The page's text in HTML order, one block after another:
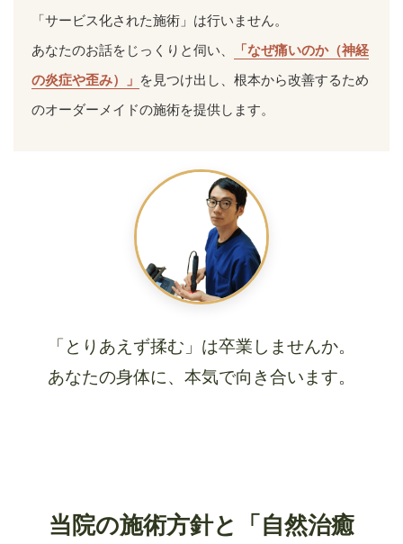
「サービス化された施術」は行いません。
あなたのお話をじっくりと伺い、
「なぜ痛いのか（神経
の炎症や歪み）」 を見つけ出し、根本から改善するため
のオーダーメイドの施術を提供します。
「とりあえず揉む」は卒業しませんか。
あなたの身体に、本気で向き合います。
当院の施術方針と「自然治癒